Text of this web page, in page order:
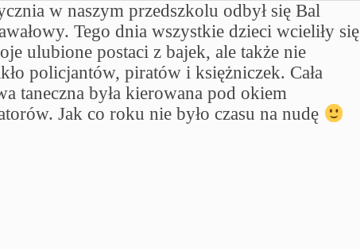
STYCZEŃ
2018
w naszym przedszkolu odbył się Bal
Tego dnia wszystkie dzieci wcieliły się
ulubione postaci z bajek, ale także nie
policjantów, piratów i księżniczek. Cała
taneczna była kierowana pod okiem
Jak co roku nie było czasu na nudę